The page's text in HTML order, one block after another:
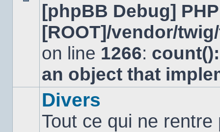
Aucun
message
non
[phpBB Debug]
[ROOT]/vendor/
on line 1266:
an object that
Divers
Tout ce qui ne